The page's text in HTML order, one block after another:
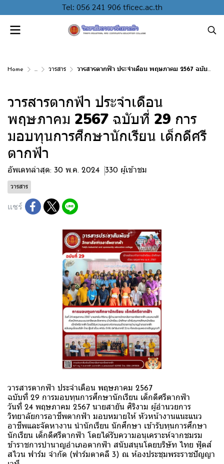
Tel: 056 241 906 tficec.ac.th
Home ... วารสาร วารสารตากฟ้า ประจำเดือน พฤษภาคม 2567 ฉบับที่ 29 การมอบทุนการศึกษานักเรียน เด็กดีศรีตากฟ้า
วารสารตากฟ้า ประจำเดือน
พฤษภาคม 2567 ฉบับที่ 29 การ
มอบทุนการศึกษานักเรียน เด็กดีศรี
ตากฟ้า
อัพเดทล่าสุด: 30 พ.ค. 2024 330 ผู้เข้าชม
วารสาร
แชร์
วารสารตากฟ้า ประจำเดือน พฤษภาคม 2567
ฉบับที่ 29 การมอบทุนการศึกษานักเรียน เด็กดีศรีตากฟ้า
วันที่ 24 พฤษภาคม 2567 นายสายัน ศิริงาม ผู้อำนวยการ
วิทยาลัยการอาชีพตากฟ้า มอบหมายให้ หัวหน้างานแนะแนว
อาชีพและจัดหางาน นำนักเรียน นักศึกษา เข้ารับทุนการศึกษา
นักเรียน เด็กดีศรีตากฟ้า โดยได้รับความอนุเคราะห์จากชมรม
ข้าราชการบำนาญอำเภอตากฟ้า สนับสนุนโดยบริษัท ไทย ฟู้ดส์
สไวน ฟาร์ม จำกัด (ฟาร์มตาคลี 3) ณ ห้องประชุมพระราชปัญญา